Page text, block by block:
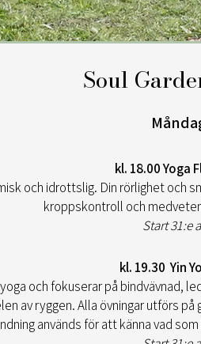
Soul
kl. 18.00 Yoga
och idrottslig. Din rörlighet och
kroppskontroll och
Start 31:e
kl. 19.30 Yin
yoga och fokuserar på bindvävnad,
av ryggen. Alla övningar utförs
används för att känna vad